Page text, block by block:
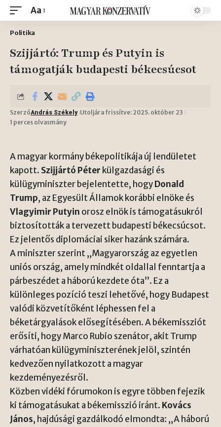
Aa
Politika
Szijjártó: Trump és Putyin is
támogatják budapesti békecsúcsot
SzerzőAndrás Székely Utoljára frissítve: 2025. október 23
1 perces olvasmány
A magyar kormány békepolitikája új lendületet
kapott. Szijjártó Péter külgazdasági és
külügyminiszter bejelentette, hogyDonald
Trump, az Egyesült Államok korábbi elnöke és
Vlagyimir Putyin orosz elnök is támogatásukról
biztosították a tervezett budapesti békecsúcsot.
Ez jelentős diplomáciai siker hazánk számára.
A miniszter szerint „Magyarország az egyetlen
uniós ország, amely mindkét oldallal fenntartja a
párbeszédet a háború kezdete óta”. Ez a
különleges pozíció teszi lehetővé, hogy Budapest
valódi közvetítőként léphessen fel a
béketárgyalások elősegítésében. A békemissziót
erősíti, hogyMarco Rubio szenátor, akit Trump
várhatóan külügyminiszterének jelöl, szintén
kedvezően nyilatkozott a magyar
kezdeményezésről.
Közben vidéki fórumokon is egyre többen fejezik
ki támogatásukat a békemisszió iránt. Kovács
János, hajdúsági gazdálkodó elmondta: „A háború